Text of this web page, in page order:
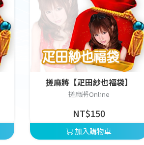
搓麻將【疋田紗也福袋】
搓麻將Online
NT$150
加入購物車